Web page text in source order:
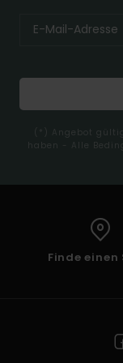
(*) Angebot
haben - Alle
Finde einen